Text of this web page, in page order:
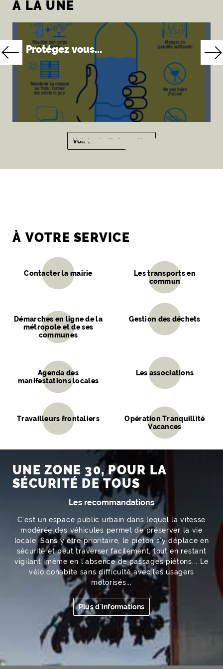
À LA UNE
Protégez vous...
Voir toute l'information
À VOTRE SERVICE
Contacter la mairie
Les transports en
commun
Démarches en ligne de la
métropole et de ses
communes
Gestion des déchets
Agenda des
manifestations locales
Les associations
Travailleurs frontaliers
Opération Tranquillité
Vacances
UNE ZONE 30, POUR LA
SÉCURITÉ DE TOUS
Les recommandations
C’est un espace public urbain dans lequel la vitesse
modérée des véhicules permet de préserver la vie
locale. Sans y être prioritaire, le piéton s’y déplace en
sécurité et peut traverser facilement, tout en restant
vigilant, même en l’absence de passages piétons... Le
vélo cohabite sans difficulté avec les usagers
motorisés...
Plus d'informations